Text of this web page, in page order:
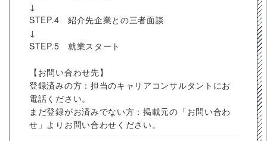
↓
STEP.4 紹介先企業との三者面談
↓
STEP.5 就業スタート
【お問い合わせ先】
登録済みの方：担当のキャリアコンサルタントにお
電話ください。
まだ登録がお済みでない方：掲載元の「お問い合わ
せ」よりお問い合わせください。